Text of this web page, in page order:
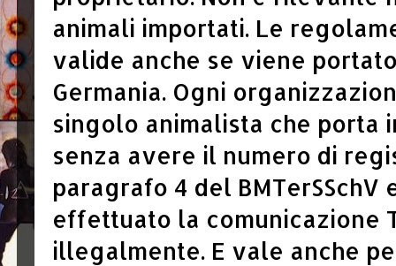
animali importati. Le
valide anche se viene
Germania. Ogni
singolo animalista che porta
senza avere il numero di
paragrafo 4 del BMTerSSchV
effettuato la comunicazione
illegalmente. E vale anche